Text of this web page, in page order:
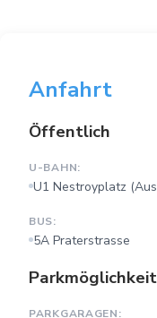
Anfahrt
Öffentlich
U-BAHN:
U1 Nestroyplatz
BUS:
5A Praterstrasse
Parkmöglichkeit
PARKGARAGEN: